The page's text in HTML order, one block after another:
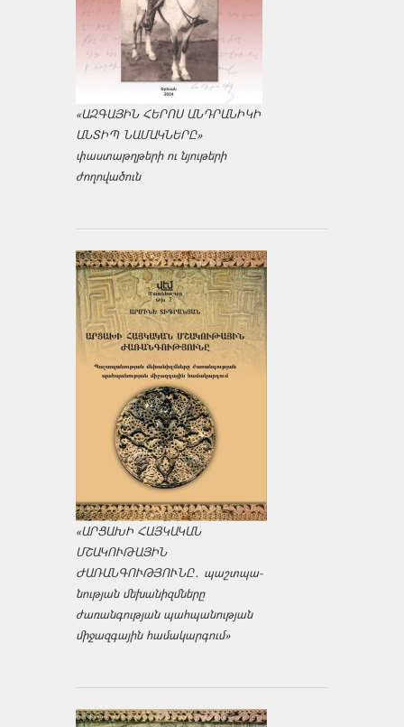
«ԱԶԳԱՅԻՆ ՀԵՐՈՍ ԱՆԴՐԱՆԻԿԻ
ԱՆՏԻՊ ՆԱՄԱԿՆԵՐԸ»
փաստաթղթերի ու նյութերի
ժողովածուն
«ԱՐՑԱԽԻ ՀԱՅԿԱԿԱՆ
ՄՇԱԿՈՒԹԱՅԻՆ
ԺԱՌԱՆԳՈՒԹՅՈՒՆԸ․ պաշտպա­
նության մեխանիզմները
ժառանգության պահպանության
միջազ­գային համակարգում»